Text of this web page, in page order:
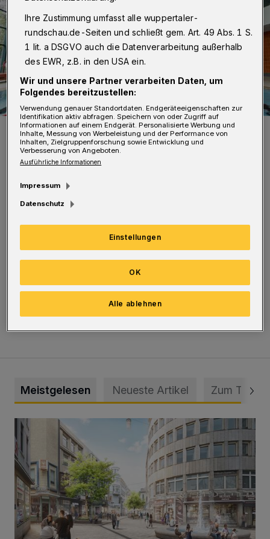
Blick in das Bad.
Foto: Stadt Wuppertal
städtischen Sport- und Bäderamtes
Öffnungszeiten der städtischen Bäder sowie
deren aktuelle Änderungen finden sich unter
www.wuppertal.de
Meistgelesen Neueste Artikel Zum Thema
Ein neuer Brunnen für die Alte Freiheit
Ihre Zustimmung umfasst alle wuppertaler-
rundschau.de-Seiten und schließt gem. Art. 49 Abs. 1 S.
1 lit. a DSGVO auch die Datenverarbeitung außerhalb
des EWR, z.B. in den USA ein.
Wir und unsere Partner verarbeiten Daten, um
Folgendes bereitzustellen:
Verwendung genauer Standortdaten. Endgeräteeigenschaften zur
Identifikation aktiv abfragen. Speichern von oder Zugriff auf
Informationen auf einem Endgerät. Personalisierte Werbung und
Inhalte, Messung von Werbeleistung und der Performance von
Inhalten, Zielgruppenforschung sowie Entwicklung und
Verbesserung von Angeboten.
Ausführliche Informationen
Impressum
Datenschutz
Einstellungen
Alle ablehnen
OK